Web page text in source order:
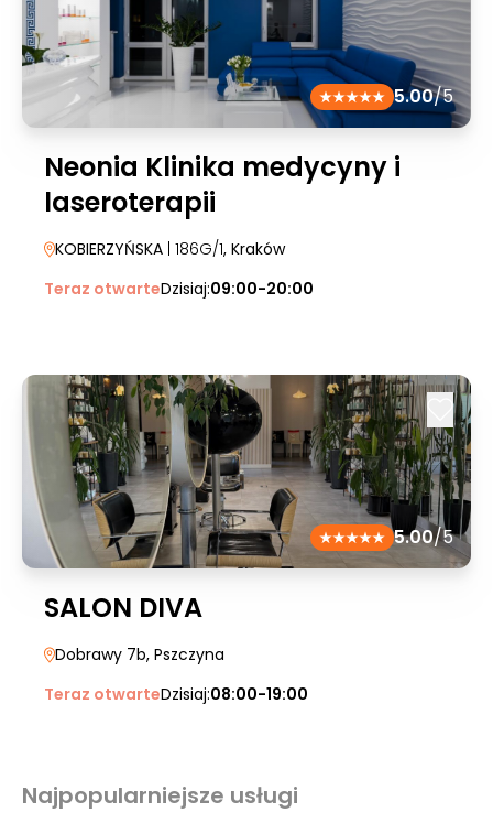
5.00/5
Neonia Klinika medycyny i
laseroterapii
KOBIERZYŃSKA | 186G/1, Kraków
Teraz otwarteDzisiaj:09:00-20:00
5.00/5
SALON DIVA
Dobrawy 7b, Pszczyna
Teraz otwarteDzisiaj:08:00-19:00
Najpopularniejsze usługi